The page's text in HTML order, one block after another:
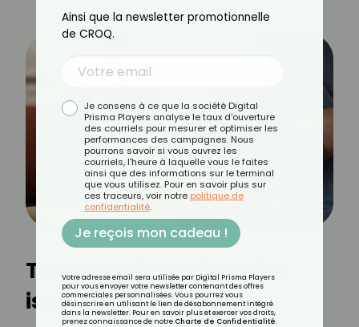
Tout savoir sur la colite
ischémique
Ainsi que la newsletter promotionnelle
de CROQ.
Je consens à ce que la société Digital
Prisma Players analyse le taux d'ouverture
des courriels pour mesurer et optimiser les
performances des campagnes. Nous
pourrons savoir si vous ouvrez les
courriels, l'heure à laquelle vous le faites
ainsi que des informations sur le terminal
que vous utilisez. Pour en savoir plus sur
ces traceurs, voir notre politique de
confidentialité.
Je reçois mon cadeau !
Votre adresse email sera utilisée par Digital Prisma Players
pour vous envoyer votre newsletter contenant des offres
commerciales personnalisées. Vous pourrez vous
désinscrire en utilisant le lien de désabonnement intégré
dans la newsletter. Pour en savoir plus et exercer vos droits,
prenez connaissance de notre Charte de Confidentialité.